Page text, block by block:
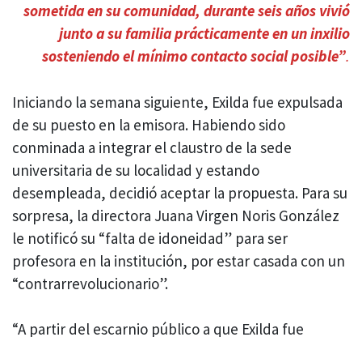
sometida en su comunidad, durante seis años vivió
junto a su familia prácticamente en un inxilio
sosteniendo el mínimo contacto social posible”.
Iniciando la semana siguiente, Exilda fue expulsada
de su puesto en la emisora. Habiendo sido
conminada a integrar el claustro de la sede
universitaria de su localidad y estando
desempleada, decidió aceptar la propuesta. Para su
sorpresa, la directora Juana Virgen Noris González
le notificó su “falta de idoneidad” para ser
profesora en la institución, por estar casada con un
“contrarrevolucionario”.
“A partir del escarnio público a que Exilda fue